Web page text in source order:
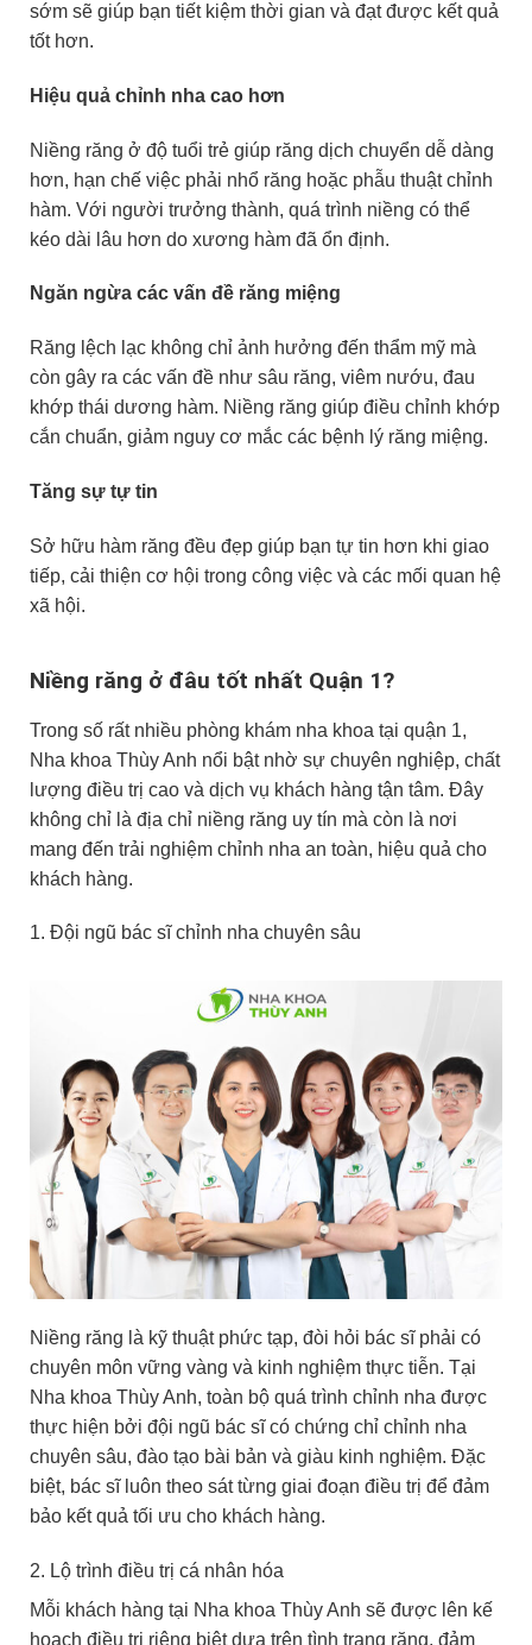
sớm sẽ giúp bạn tiết kiệm thời gian và đạt được kết quả
tốt hơn.
Hiệu quả chỉnh nha cao hơn
Niềng răng ở độ tuổi trẻ giúp răng dịch chuyển dễ dàng
hơn, hạn chế việc phải nhổ răng hoặc phẫu thuật chỉnh
hàm. Với người trưởng thành, quá trình niềng có thể
kéo dài lâu hơn do xương hàm đã ổn định.
Ngăn ngừa các vấn đề răng miệng
Răng lệch lạc không chỉ ảnh hưởng đến thẩm mỹ mà
còn gây ra các vấn đề như sâu răng, viêm nướu, đau
khớp thái dương hàm. Niềng răng giúp điều chỉnh khớp
cắn chuẩn, giảm nguy cơ mắc các bệnh lý răng miệng.
Tăng sự tự tin
Sở hữu hàm răng đều đẹp giúp bạn tự tin hơn khi giao
tiếp, cải thiện cơ hội trong công việc và các mối quan hệ
xã hội.
Niềng răng ở đâu tốt nhất Quận 1?
Trong số rất nhiều phòng khám nha khoa tại quận 1,
Nha khoa Thùy Anh nổi bật nhờ sự chuyên nghiệp, chất
lượng điều trị cao và dịch vụ khách hàng tận tâm. Đây
không chỉ là địa chỉ niềng răng uy tín mà còn là nơi
mang đến trải nghiệm chỉnh nha an toàn, hiệu quả cho
khách hàng.
1. Đội ngũ bác sĩ chỉnh nha chuyên sâu
Niềng răng là kỹ thuật phức tạp, đòi hỏi bác sĩ phải có
chuyên môn vững vàng và kinh nghiệm thực tiễn. Tại
Nha khoa Thùy Anh, toàn bộ quá trình chỉnh nha được
thực hiện bởi đội ngũ bác sĩ có chứng chỉ chỉnh nha
chuyên sâu, đào tạo bài bản và giàu kinh nghiệm. Đặc
biệt, bác sĩ luôn theo sát từng giai đoạn điều trị để đảm
bảo kết quả tối ưu cho khách hàng.
2. Lộ trình điều trị cá nhân hóa
Mỗi khách hàng tại Nha khoa Thùy Anh sẽ được lên kế
hoạch điều trị riêng biệt dựa trên tình trạng răng, đảm